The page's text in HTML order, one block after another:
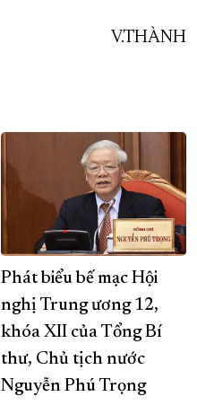
V.THÀNH
Phát biểu bế mạc Hội
nghị Trung ương 12,
khóa XII của Tổng Bí
thư, Chủ tịch nước
Nguyễn Phú Trọng